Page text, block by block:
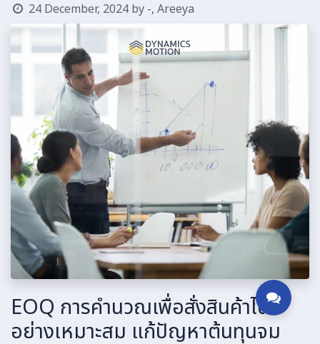
24 December, 2024 by -, Areeya
EOQ การคำนวณเพื่อสั่งสินค้าได้
อย่างเหมาะสม แก้ปัญหาต้นทุนจม